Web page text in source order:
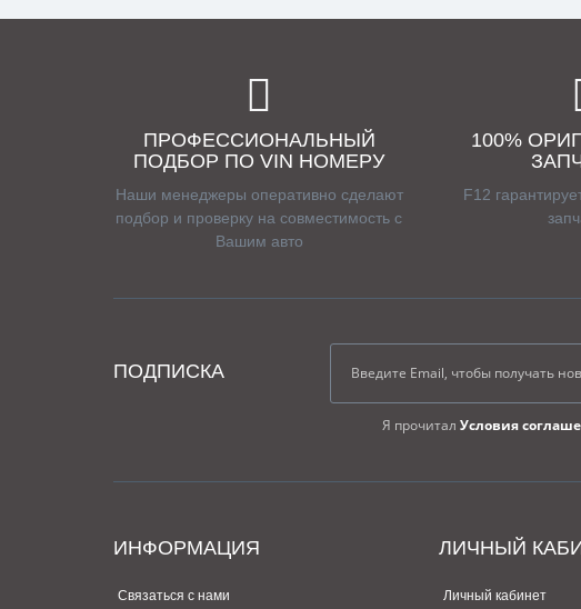
ПРОФЕССИОНАЛЬНЫЙ
ПОДБОР ПО VIN НОМЕРУ
Наши менеджеры оперативно сделают
подбор и проверку на совместимость с
Вашим авто
100%
F12
ПОДПИСКА
Я прочиталУсловия
ИНФОРМАЦИЯ
Связаться с нами
ЛИЧНЫЙ
Личный кабинет